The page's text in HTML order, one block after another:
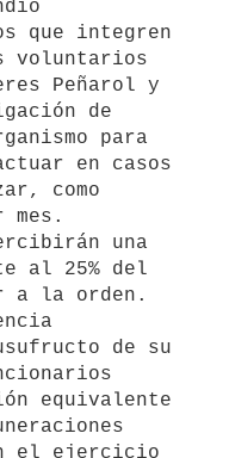
voluntarios
Peñarol y
de
para
en casos
como
al 25% del
a la orden.
equivalente
el ejercicio